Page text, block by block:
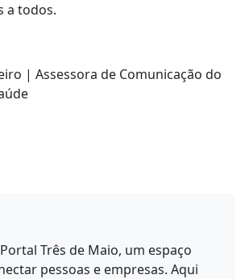
a todos.
| Assessora de Comunicação do
Três de Maio, um espaço
pessoas e empresas. Aqui